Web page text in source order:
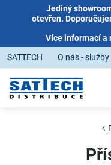
Jediný
otevřen.
Více informací a
SATTECH
O nás - služby